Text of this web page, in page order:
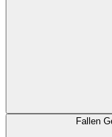
Fallen